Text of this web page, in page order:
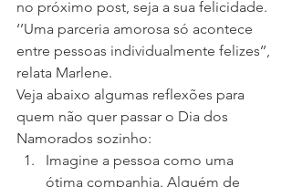
no próximo post, seja a sua felicidade.
‘’Uma parceria amorosa só acontece
entre pessoas individualmente felizes’’,
relata Marlene.
Veja abaixo algumas reflexões para
quem não quer passar o Dia dos
Namorados sozinho:
Imagine a pessoa como uma
ótima companhia. Alguém de